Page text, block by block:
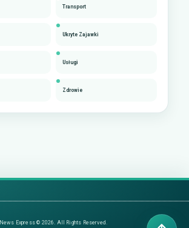
Transport
Ukryte Zajawki
Usługi
Zdrowie
News Express © 2026. All Rights Reserved.